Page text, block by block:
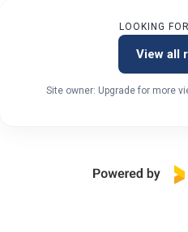
LOOKING
View all
Site owner: Upgrade for more